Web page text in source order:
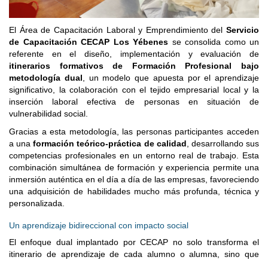
El Área de Capacitación Laboral y Emprendimiento del Servicio
de Capacitación CECAP Los Yébenes se consolida como un
referente en el diseño, implementación y evaluación de
itinerarios formativos de Formación Profesional bajo
metodología dual , un modelo que apuesta por el aprendizaje
significativo, la colaboración con el tejido empresarial local y la
inserción laboral efectiva de personas en situación de
vulnerabilidad social.
Gracias a esta metodología, las personas participantes acceden
a unaformación teórico-práctica de calidad , desarrollando sus
competencias profesionales en un entorno real de trabajo. Esta
combinación simultánea de formación y experiencia permite una
inmersión auténtica en el día a día de las empresas, favoreciendo
una adquisición de habilidades mucho más profunda, técnica y
personalizada.
Un aprendizaje bidireccional con impacto social
El enfoque dual implantado por CECAP no solo transforma el
itinerario de aprendizaje de cada alumno o alumna, sino que